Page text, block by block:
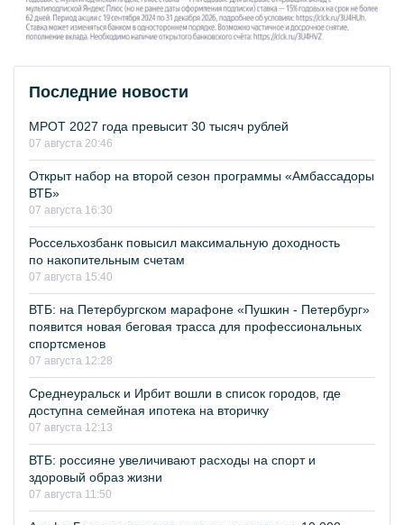
Последние новости
МРОТ 2027 года превысит 30 тысяч рублей
07 августа 20:46
Открыт набор на второй сезон программы «Амбассадоры
ВТБ»
07 августа 16:30
Россельхозбанк повысил максимальную доходность
по накопительным счетам
07 августа 15:40
ВТБ: на Петербургском марафоне «Пушкин - Петербург»
появится новая беговая трасса для профессиональных
спортсменов
07 августа 12:28
Среднеуральск и Ирбит вошли в список городов, где
доступна семейная ипотека на вторичку
07 августа 12:13
ВТБ: россияне увеличивают расходы на спорт и
здоровый образ жизни
07 августа 11:50